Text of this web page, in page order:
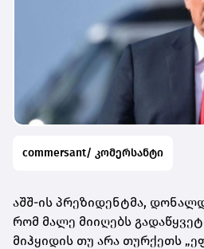
commersant/ კომერსანტი
აშშ-ის პრეზიდენტმა,
რომ მალე მიიღებს
მიჰყიდის თუ არა თურქეთს